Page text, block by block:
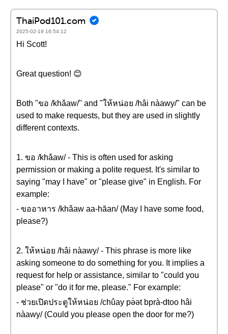
ThaiPod101.com
2025-02-19 16:54:12
Hi Scott!
Great question! 😊
Both "ขอ /khǎaw/" and "ให้หน่อย /hâi nàawy/" can be
used to make requests, but they are used in slightly
different contexts.
1. ขอ /khǎaw/ - This is often used for asking
permission or making a polite request. It's similar to
saying "may I have" or "please give" in English. For
example:
- ขออาหาร /khǎaw aa-hăan/ (May I have some food,
please?)
2. ให้หน่อย /hâi nàawy/ - This phrase is more like
asking someone to do something for you. It implies a
request for help or assistance, similar to "could you
please" or "do it for me, please." For example:
- ช่วยเปิดประตูให้หน่อย /chûay pə̀ət bprà-dtoo hâi
nàawy/ (Could you please open the door for me?)